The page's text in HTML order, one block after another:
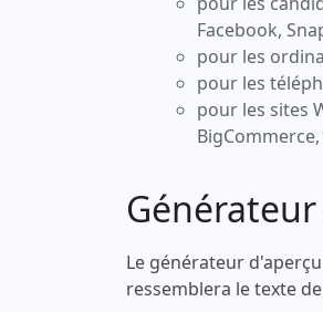
Facebook,
pour les
pour les
pour les sites
Le générateur
ressemblera le texte